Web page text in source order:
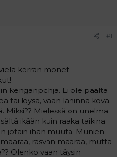
#1
kerran monet
kengänpohja. Ei ole päältä
tai löysä, vaan lähinnä kova.
Miksi?? Mielessä on unelma
ikään kuin raaka taikina
jotain ihan muuta. Munien
rasvan määrää, mutta
Olenko vaan täysin